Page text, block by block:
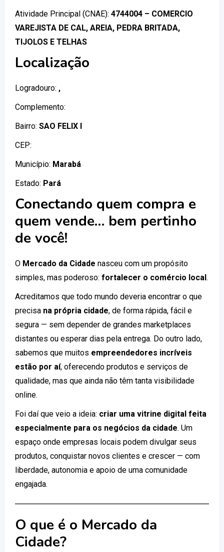
Atividade Principal (CNAE): 4744004 – COMERCIO
VAREJISTA DE CAL, AREIA, PEDRA BRITADA,
TIJOLOS E TELHAS
Localização
Logradouro: ,
Complemento:
Bairro: SAO FELIX I
CEP:
Município: Marabá
Estado: Pará
Conectando quem compra e
quem vende… bem pertinho
de você!
O Mercado da Cidade nasceu com um propósito
simples, mas poderoso: fortalecer o comércio local.
Acreditamos que todo mundo deveria encontrar o que
precisa na própria cidade, de forma rápida, fácil e
segura — sem depender de grandes marketplaces
distantes ou esperar dias pela entrega. Do outro lado,
sabemos que muitos empreendedores incríveis
estão por aí, oferecendo produtos e serviços de
qualidade, mas que ainda não têm tanta visibilidade
online.
Foi daí que veio a ideia: criar uma vitrine digital feita
especialmente para os negócios da cidade. Um
espaço onde empresas locais podem divulgar seus
produtos, conquistar novos clientes e crescer — com
liberdade, autonomia e apoio de uma comunidade
engajada.
O que é o Mercado da
Cidade?